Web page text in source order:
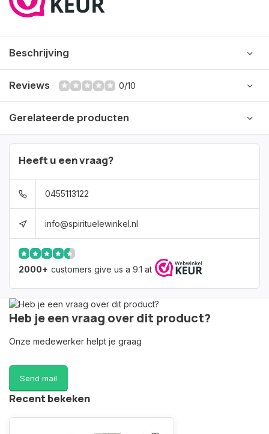
Beschrijving
Reviews 0/10
Gerelateerde producten
Heeft u een vraag?
0455113122
info@spirituelewinkel.nl
2000+ customers give us a 9.1 at
Heb je een vraag over dit product?
Onze medewerker helpt je graag
Send mail
Recent bekeken